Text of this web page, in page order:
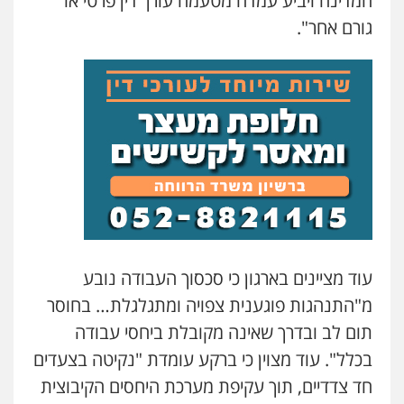
גורם אחר".
עוד מציינים בארגון כי סכסוך העבודה נובע
מ"התנהגות פוגענית צפויה ומתגלגלת… בחוסר
תום לב ובדרך שאינה מקובלת ביחסי עבודה
בכלל". עוד מצוין כי ברקע עומדת "נקיטה בצעדים
חד צדדיים, תוך עקיפת מערכת היחסים הקיבוצית
עו"ד יניב זוסמן
פלילי כלכלי פשיעה חמורה מעצרים
וחקירות
0525199949